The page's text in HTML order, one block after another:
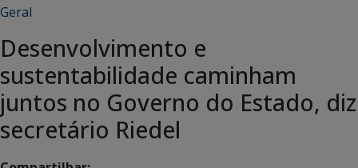
Geral
Desenvolvimento e
sustentabilidade caminham
juntos no Governo do Estado, diz
secretário Riedel